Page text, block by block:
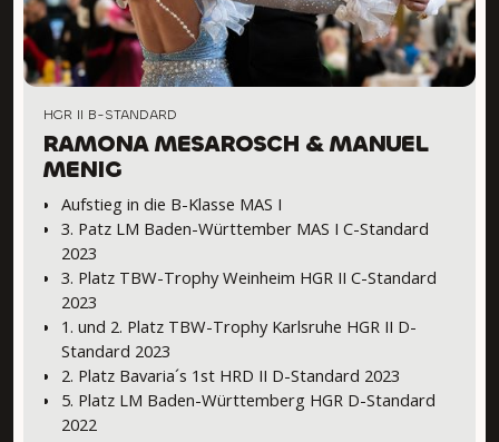
HGR II B-STANDARD
RAMONA MESAROSCH & MANUEL
MENIG
Aufstieg in die B-Klasse MAS I
3. Patz LM Baden-Württember MAS I C-Standard
2023
3. Platz TBW-Trophy Weinheim HGR II C-Standard
2023
1. und 2. Platz TBW-Trophy Karlsruhe HGR II D-
Standard 2023
2. Platz Bavaria´s 1st HRD II D-Standard 2023
5. Platz LM Baden-Württemberg HGR D-Standard
2022